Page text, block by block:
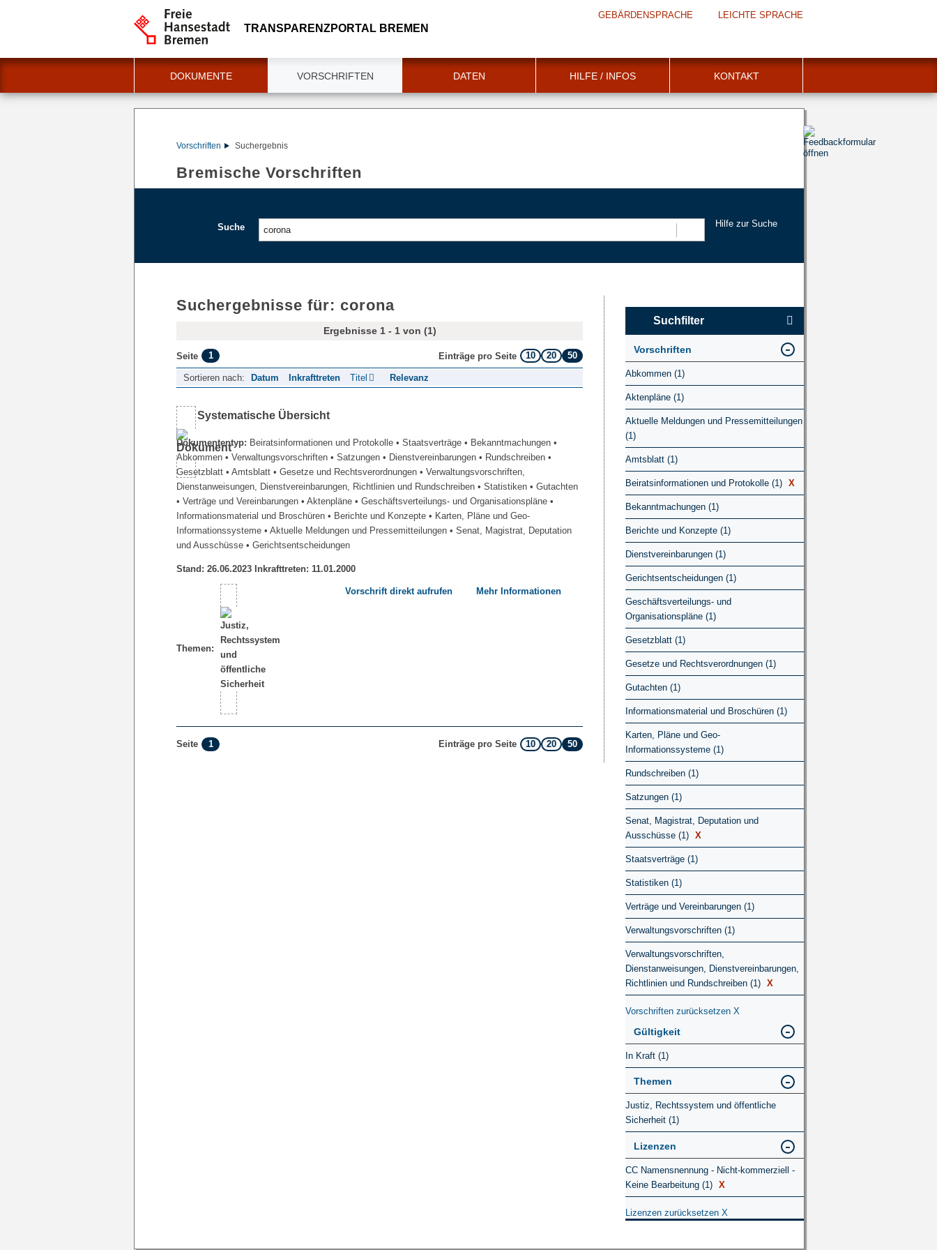
TRANSPARENZPORTAL BREMEN
GEBÄRDENSPRACHE LEICHTE SPRACHE
DOKUMENTE VORSCHRIFTEN DATEN HILFE / INFOS KONTAKT
Vorschriften Suchergebnis
Bremische Vorschriften
Suche
Hilfe zur Suche
Suchergebnisse für: corona
Ergebnisse 1 - 1 von (1)
Seite 1 Einträge pro Seite 10 20 50
Sortieren nach: Datum Inkrafttreten Titel Relevanz
Systematische Übersicht
Dokumententyp: Beiratsinformationen und Protokolle • Staatsverträge • Bekanntmachungen •
Abkommen • Verwaltungsvorschriften • Satzungen • Dienstvereinbarungen • Rundschreiben •
Gesetzblatt • Amtsblatt • Gesetze und Rechtsverordnungen • Verwaltungsvorschriften,
Dienstanweisungen, Dienstvereinbarungen, Richtlinien und Rundschreiben • Statistiken • Gutachten
• Verträge und Vereinbarungen • Aktenpläne • Geschäftsverteilungs- und Organisationspläne •
Informationsmaterial und Broschüren • Berichte und Konzepte • Karten, Pläne und Geo-
Informationssysteme • Aktuelle Meldungen und Pressemitteilungen • Senat, Magistrat, Deputation
und Ausschüsse • Gerichtsentscheidungen
Stand: 26.06.2023 Inkrafttreten: 11.01.2000
Themen:
Vorschrift direkt aufrufen Mehr Informationen
Seite 1 Einträge pro Seite 10 20 50
Suchfilter
Vorschriften
Abkommen (1)
Aktenpläne (1)
Aktuelle Meldungen und Pressemitteilungen
(1)
Amtsblatt (1)
Beiratsinformationen und Protokolle (1) X
Bekanntmachungen (1)
Berichte und Konzepte (1)
Dienstvereinbarungen (1)
Gerichtsentscheidungen (1)
Geschäftsverteilungs- und
Organisationspläne (1)
Gesetzblatt (1)
Gesetze und Rechtsverordnungen (1)
Gutachten (1)
Informationsmaterial und Broschüren (1)
Karten, Pläne und Geo-
Informationssysteme (1)
Rundschreiben (1)
Satzungen (1)
Senat, Magistrat, Deputation und
Ausschüsse (1) X
Staatsverträge (1)
Statistiken (1)
Verträge und Vereinbarungen (1)
Verwaltungsvorschriften (1)
Verwaltungsvorschriften,
Dienstanweisungen, Dienstvereinbarungen,
Richtlinien und Rundschreiben (1) X
Vorschriften zurücksetzen X
Gültigkeit
In Kraft (1)
Themen
Justiz, Rechtssystem und öffentliche
Sicherheit (1)
Lizenzen
CC Namensnennung - Nicht-kommerziell -
Keine Bearbeitung (1) X
Lizenzen zurücksetzen X